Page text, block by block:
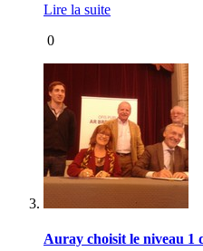
Lire la suite
0
Auray choisit le niveau 1